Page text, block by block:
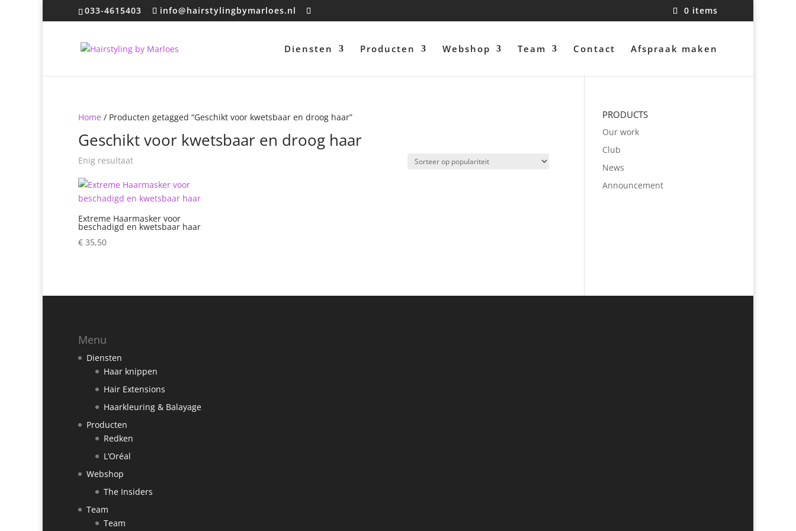
033-4615403 info@hairstylingbymarloes.nl 0 items
Diensten Producten Webshop Team Contact Afspraak maken
Home / Producten getagged “Geschikt voor kwetsbaar en droog haar”
Geschikt voor kwetsbaar en droog haar
Enig resultaat
Extreme Haarmasker voor
beschadigd en kwetsbaar haar
€ 35,50
PRODUCTS
Our work
Club
News
Announcement
Menu
Diensten
Haar knippen
Hair Extensions
Haarkleuring & Balayage
Producten
Redken
L’Oréal
Webshop
The Insiders
Team
Team